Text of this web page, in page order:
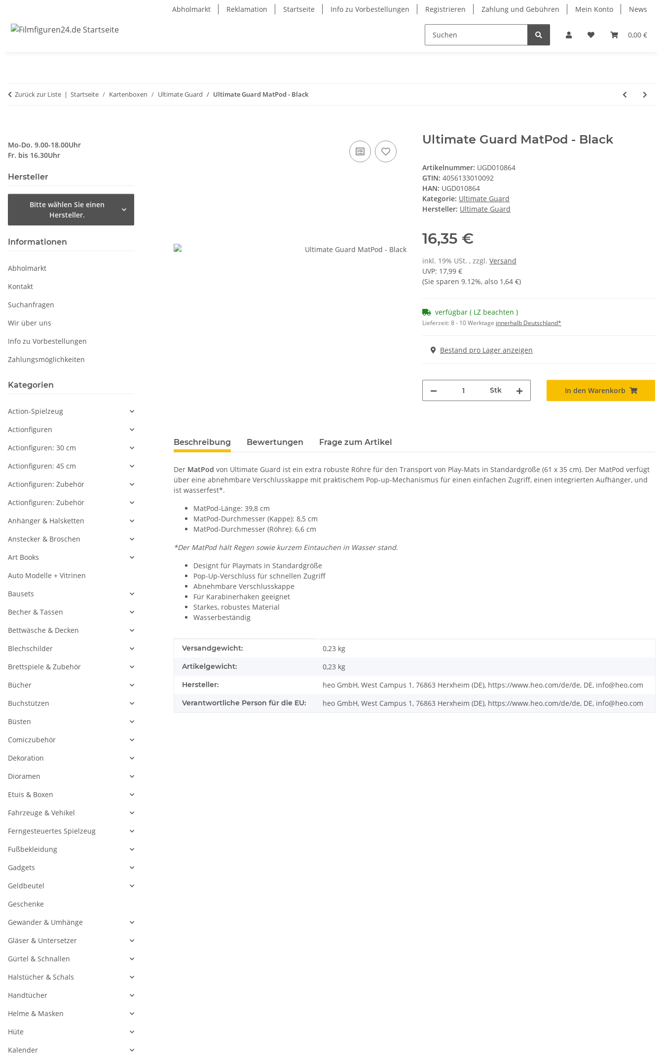
Abholmarkt Reklamation Startseite Info zu Vorbestellungen Registrieren Zahlung und Gebühren Mein Konto News
0,00 €
Zurück zur Liste Startseite Kartenboxen Ultimate Guard Ultimate Guard MatPod - Black
Ultimate Guard MatPod - Black
Artikelnummer: UGD010864
GTIN: 4056133010092
HAN: UGD010864
Kategorie: Ultimate Guard
Hersteller: Ultimate Guard
16,35 €
inkl. 19% USt. , zzgl. Versand
UVP: 17,99 €
(Sie sparen 9.12%, also 1,64 €)
verfügbar ( LZ beachten )
Lieferzeit:8 - 10 Werktage innerhalb Deutschland*
Bestand pro Lager anzeigen
Stk In den Warenkorb
weitere Registerkarten anzeigen
Beschreibung Bewertungen Frage zum Artikel
Der MatPod von Ultimate Guard ist ein extra robuste Röhre für den Transport von Play-Mats in Standardgröße (61 x 35 cm). Der MatPod verfügt
über eine abnehmbare Verschlusskappe mit praktischem Pop-up-Mechanismus für einen einfachen Zugriff, einen integrierten Aufhänger, und
ist wasserfest*.
MatPod-Länge: 39,8 cm
MatPod-Durchmesser (Kappe): 8,5 cm
MatPod-Durchmesser (Röhre): 6,6 cm
*Der MatPod hält Regen sowie kurzem Eintauchen in Wasser stand.
Designt für Playmats in Standardgröße
Pop-Up-Verschluss für schnellen Zugriff
Abnehmbare Verschlusskappe
Für Karabinerhaken geeignet
Starkes, robustes Material
Wasserbeständig
Produkteigenschaft
Wert
Versandgewicht: 0,23 kg
Artikelgewicht: 0,23 kg
Hersteller: heo GmbH, West Campus 1, 76863 Herxheim (DE), https://www.heo.com/de/de, DE, info@heo.com
Verantwortliche Person für die EU: heo GmbH, West Campus 1, 76863 Herxheim (DE), https://www.heo.com/de/de, DE, info@heo.com
Mo-Do. 9.00-18.00Uhr
Fr. bis 16.30Uhr
Hersteller
Bitte wählen Sie einen
Hersteller.
Informationen
Abholmarkt
Kontakt
Suchanfragen
Wir über uns
Info zu Vorbestellungen
Zahlungsmöglichkeiten
Kategorien
Action-Spielzeug
Actionfiguren
Actionfiguren: 30 cm
Actionfiguren: 45 cm
Actionfiguren: Zubehör
Actionfiguren: Zubehör
Anhänger & Halsketten
Anstecker & Broschen
Art Books
Auto Modelle + Vitrinen
Bausets
Becher & Tassen
Bettwäsche & Decken
Blechschilder
Brettspiele & Zubehör
Bücher
Buchstützen
Büsten
Comiczubehör
Dekoration
Dioramen
Etuis & Boxen
Fahrzeuge & Vehikel
Ferngesteuertes Spielzeug
Fußbekleidung
Gadgets
Geldbeutel
Geschenke
Gewänder & Umhänge
Gläser & Untersetzer
Gürtel & Schnallen
Halstücher & Schals
Handtücher
Helme & Masken
Hüte
Kalender